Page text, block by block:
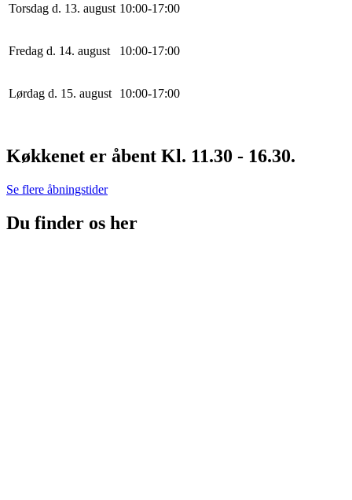
Torsdag d. 13. august 10:00-17:00
Fredag d. 14. august 10:00-17:00
Lørdag d. 15. august 10:00-17:00
Køkkenet er åbent Kl. 11.30 - 16.30.
Se flere åbningstider
Du finder os her